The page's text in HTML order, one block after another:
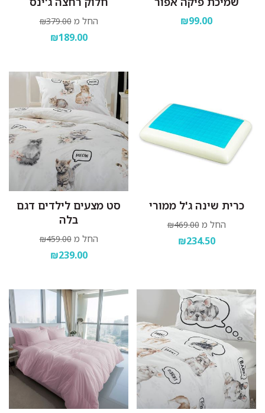
₪99.00 החל מ ₪379.00
₪189.00
כרית שינה ג'ל ממורי
החל מ ₪469.00
₪234.50
סט מצעים לילדים דגם
בלה
החל מ ₪459.00
₪239.00